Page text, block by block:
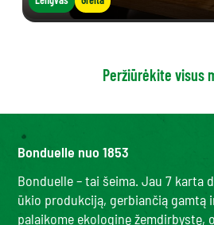
Peržiūrėkite visus
Bonduelle nuo 1853
Bonduelle – tai šeima. Jau 7 karta
ūkio produkciją, gerbiančią gamtą
palaikome ekologinę